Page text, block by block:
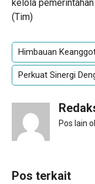
kelola
(Tim)
Himbauan
Perkuat Sinergi
Pos lain
Pos terkait